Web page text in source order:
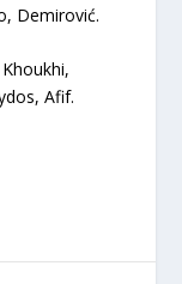
Demirović.
Afif.